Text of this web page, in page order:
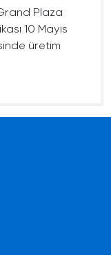
Plaza
10 Mayıs
üretim